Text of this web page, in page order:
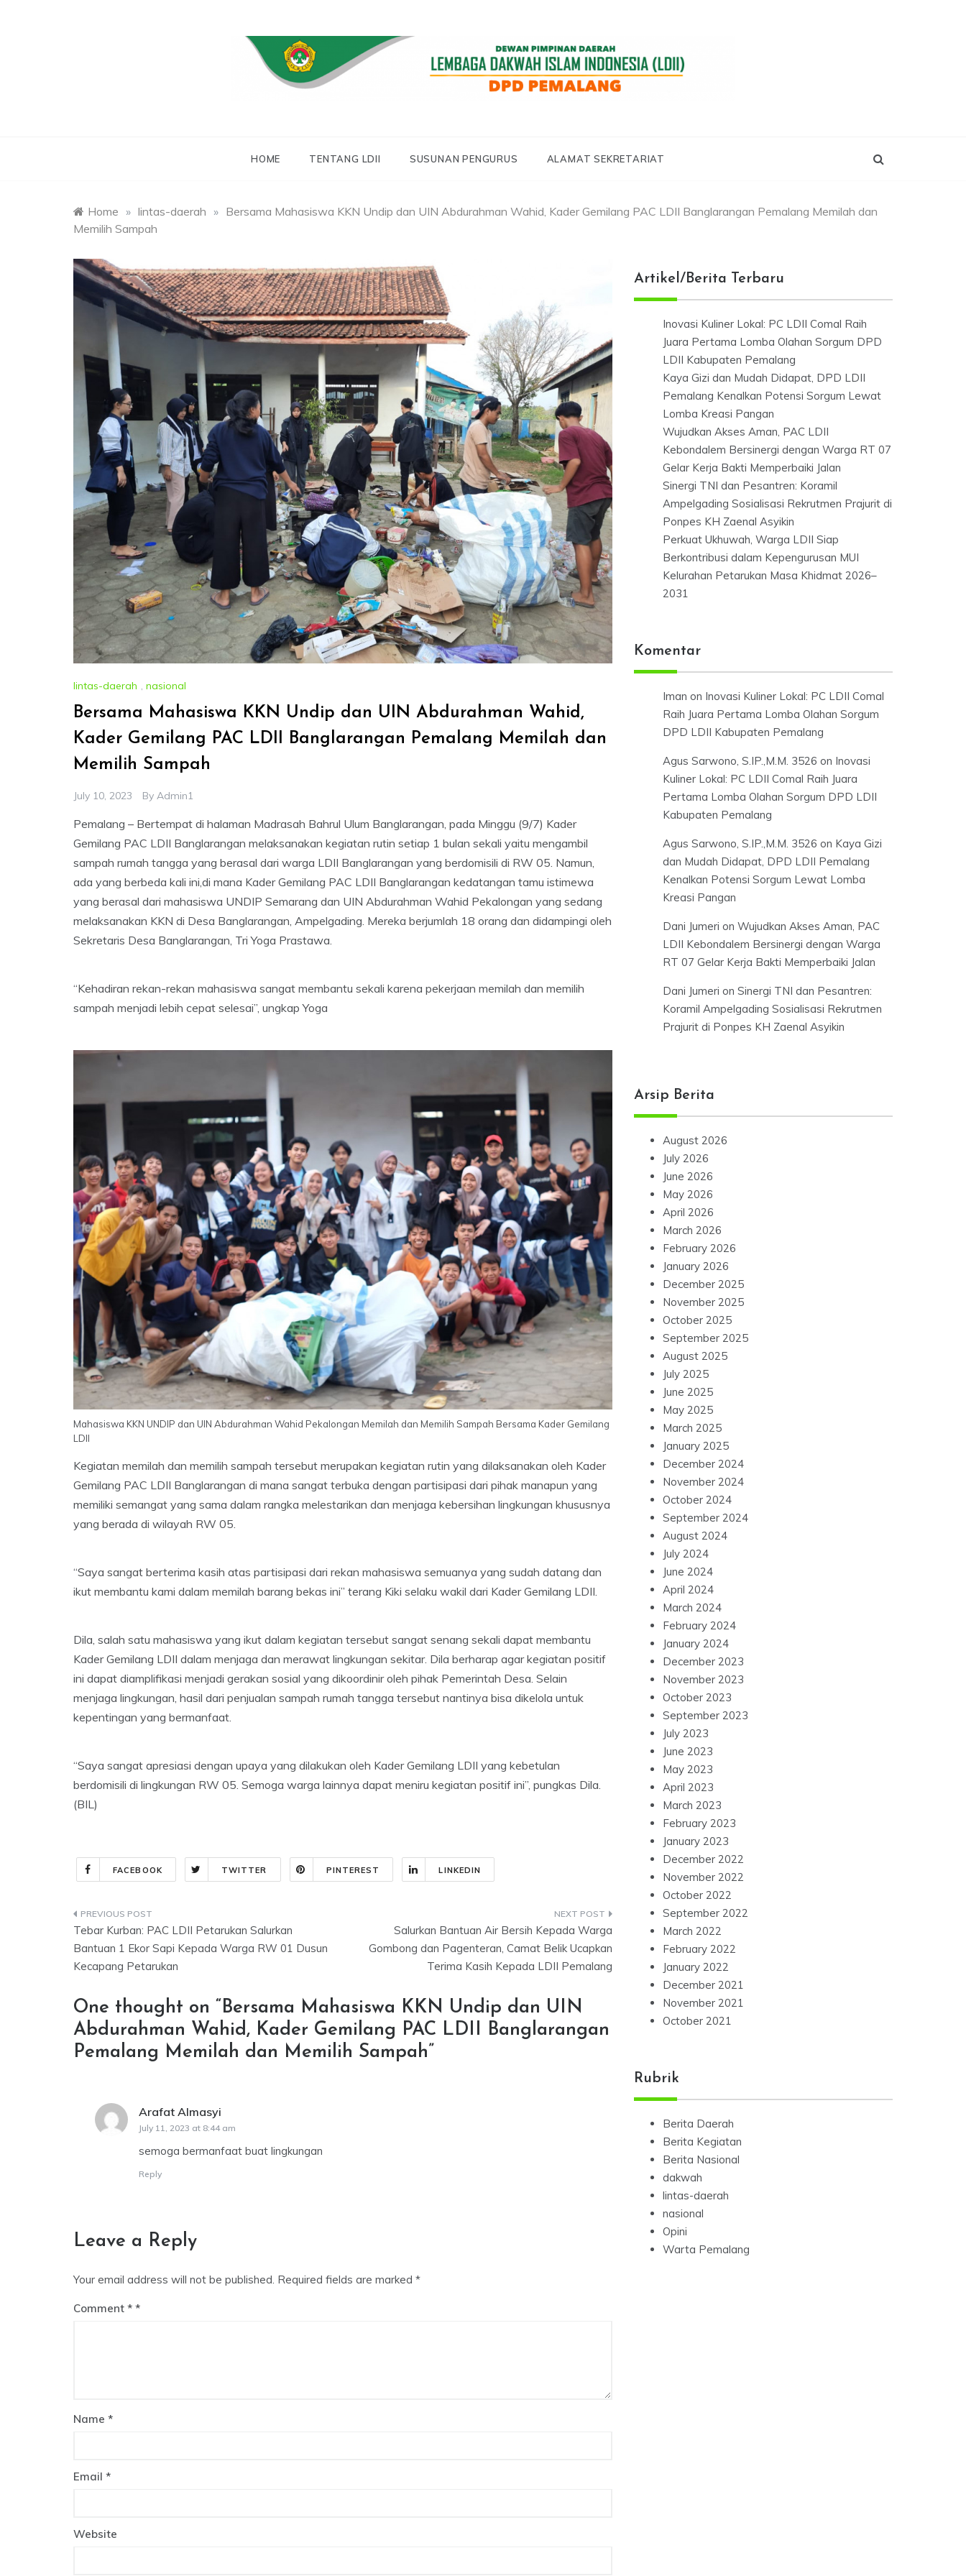
HOME TENTANG LDII SUSUNAN PENGURUS ALAMAT SEKRETARIAT
Home » lintas-daerah » Bersama Mahasiswa KKN Undip dan UIN Abdurahman Wahid, Kader Gemilang PAC LDII Banglarangan Pemalang Memilah dan
Memilih Sampah
lintas-daerah , nasional
Bersama Mahasiswa KKN Undip dan UIN Abdurahman Wahid,
Kader Gemilang PAC LDII Banglarangan Pemalang Memilah dan
Memilih Sampah
July 10, 2023 By Admin1
Pemalang – Bertempat di halaman Madrasah Bahrul Ulum Banglarangan, pada Minggu (9/7) Kader
Gemilang PAC LDII Banglarangan melaksanakan kegiatan rutin setiap 1 bulan sekali yaitu mengambil
sampah rumah tangga yang berasal dari warga LDII Banglarangan yang berdomisili di RW 05. Namun,
ada yang berbeda kali ini,di mana Kader Gemilang PAC LDII Banglarangan kedatangan tamu istimewa
yang berasal dari mahasiswa UNDIP Semarang dan UIN Abdurahman Wahid Pekalongan yang sedang
melaksanakan KKN di Desa Banglarangan, Ampelgading. Mereka berjumlah 18 orang dan didampingi oleh
Sekretaris Desa Banglarangan, Tri Yoga Prastawa.
“Kehadiran rekan-rekan mahasiswa sangat membantu sekali karena pekerjaan memilah dan memilih
sampah menjadi lebih cepat selesai”, ungkap Yoga
Mahasiswa KKN UNDIP dan UIN Abdurahman Wahid Pekalongan Memilah dan Memilih Sampah Bersama Kader Gemilang
LDII
Kegiatan memilah dan memilih sampah tersebut merupakan kegiatan rutin yang dilaksanakan oleh Kader
Gemilang PAC LDII Banglarangan di mana sangat terbuka dengan partisipasi dari pihak manapun yang
memiliki semangat yang sama dalam rangka melestarikan dan menjaga kebersihan lingkungan khususnya
yang berada di wilayah RW 05.
“Saya sangat berterima kasih atas partisipasi dari rekan mahasiswa semuanya yang sudah datang dan
ikut membantu kami dalam memilah barang bekas ini” terang Kiki selaku wakil dari Kader Gemilang LDII.
Dila, salah satu mahasiswa yang ikut dalam kegiatan tersebut sangat senang sekali dapat membantu
Kader Gemilang LDII dalam menjaga dan merawat lingkungan sekitar. Dila berharap agar kegiatan positif
ini dapat diamplifikasi menjadi gerakan sosial yang dikoordinir oleh pihak Pemerintah Desa. Selain
menjaga lingkungan, hasil dari penjualan sampah rumah tangga tersebut nantinya bisa dikelola untuk
kepentingan yang bermanfaat.
“Saya sangat apresiasi dengan upaya yang dilakukan oleh Kader Gemilang LDII yang kebetulan
berdomisili di lingkungan RW 05. Semoga warga lainnya dapat meniru kegiatan positif ini”, pungkas Dila.
(BIL)
FACEBOOK TWITTER PINTEREST LINKEDIN
Post
navigation
Tebar Kurban: PAC LDII Petarukan Salurkan
Bantuan 1 Ekor Sapi Kepada Warga RW 01 Dusun
Kecapang Petarukan
Salurkan Bantuan Air Bersih Kepada Warga
Gombong dan Pagenteran, Camat Belik Ucapkan
Terima Kasih Kepada LDII Pemalang
One thought on “Bersama Mahasiswa KKN Undip dan UIN
Abdurahman Wahid, Kader Gemilang PAC LDII Banglarangan
Pemalang Memilah dan Memilih Sampah”
Arafat Almasyi
July 11, 2023 at 8:44 am
semoga bermanfaat buat lingkungan
Reply
Leave a Reply
Your email address will not be published. Required fields are marked *
Comment *
Name *
Email *
Website
Artikel/Berita Terbaru
Inovasi Kuliner Lokal: PC LDII Comal Raih
Juara Pertama Lomba Olahan Sorgum DPD
LDII Kabupaten Pemalang
Kaya Gizi dan Mudah Didapat, DPD LDII
Pemalang Kenalkan Potensi Sorgum Lewat
Lomba Kreasi Pangan
Wujudkan Akses Aman, PAC LDII
Kebondalem Bersinergi dengan Warga RT 07
Gelar Kerja Bakti Memperbaiki Jalan
Sinergi TNI dan Pesantren: Koramil
Ampelgading Sosialisasi Rekrutmen Prajurit di
Ponpes KH Zaenal Asyikin
Perkuat Ukhuwah, Warga LDII Siap
Berkontribusi dalam Kepengurusan MUI
Kelurahan Petarukan Masa Khidmat 2026–
2031
Komentar
Iman on Inovasi Kuliner Lokal: PC LDII Comal
Raih Juara Pertama Lomba Olahan Sorgum
DPD LDII Kabupaten Pemalang
Agus Sarwono, S.IP.,M.M. 3526 on Inovasi
Kuliner Lokal: PC LDII Comal Raih Juara
Pertama Lomba Olahan Sorgum DPD LDII
Kabupaten Pemalang
Agus Sarwono, S.IP.,M.M. 3526 on Kaya Gizi
dan Mudah Didapat, DPD LDII Pemalang
Kenalkan Potensi Sorgum Lewat Lomba
Kreasi Pangan
Dani Jumeri on Wujudkan Akses Aman, PAC
LDII Kebondalem Bersinergi dengan Warga
RT 07 Gelar Kerja Bakti Memperbaiki Jalan
Dani Jumeri on Sinergi TNI dan Pesantren:
Koramil Ampelgading Sosialisasi Rekrutmen
Prajurit di Ponpes KH Zaenal Asyikin
Arsip Berita
August 2026
July 2026
June 2026
May 2026
April 2026
March 2026
February 2026
January 2026
December 2025
November 2025
October 2025
September 2025
August 2025
July 2025
June 2025
May 2025
March 2025
January 2025
December 2024
November 2024
October 2024
September 2024
August 2024
July 2024
June 2024
April 2024
March 2024
February 2024
January 2024
December 2023
November 2023
October 2023
September 2023
July 2023
June 2023
May 2023
April 2023
March 2023
February 2023
January 2023
December 2022
November 2022
October 2022
September 2022
March 2022
February 2022
January 2022
December 2021
November 2021
October 2021
Rubrik
Berita Daerah
Berita Kegiatan
Berita Nasional
dakwah
lintas-daerah
nasional
Opini
Warta Pemalang